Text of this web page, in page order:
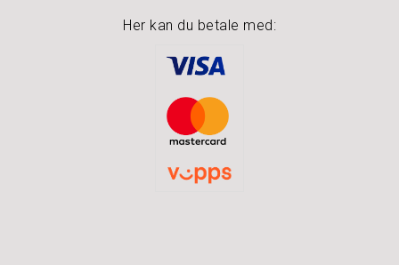
Her kan du betale med: